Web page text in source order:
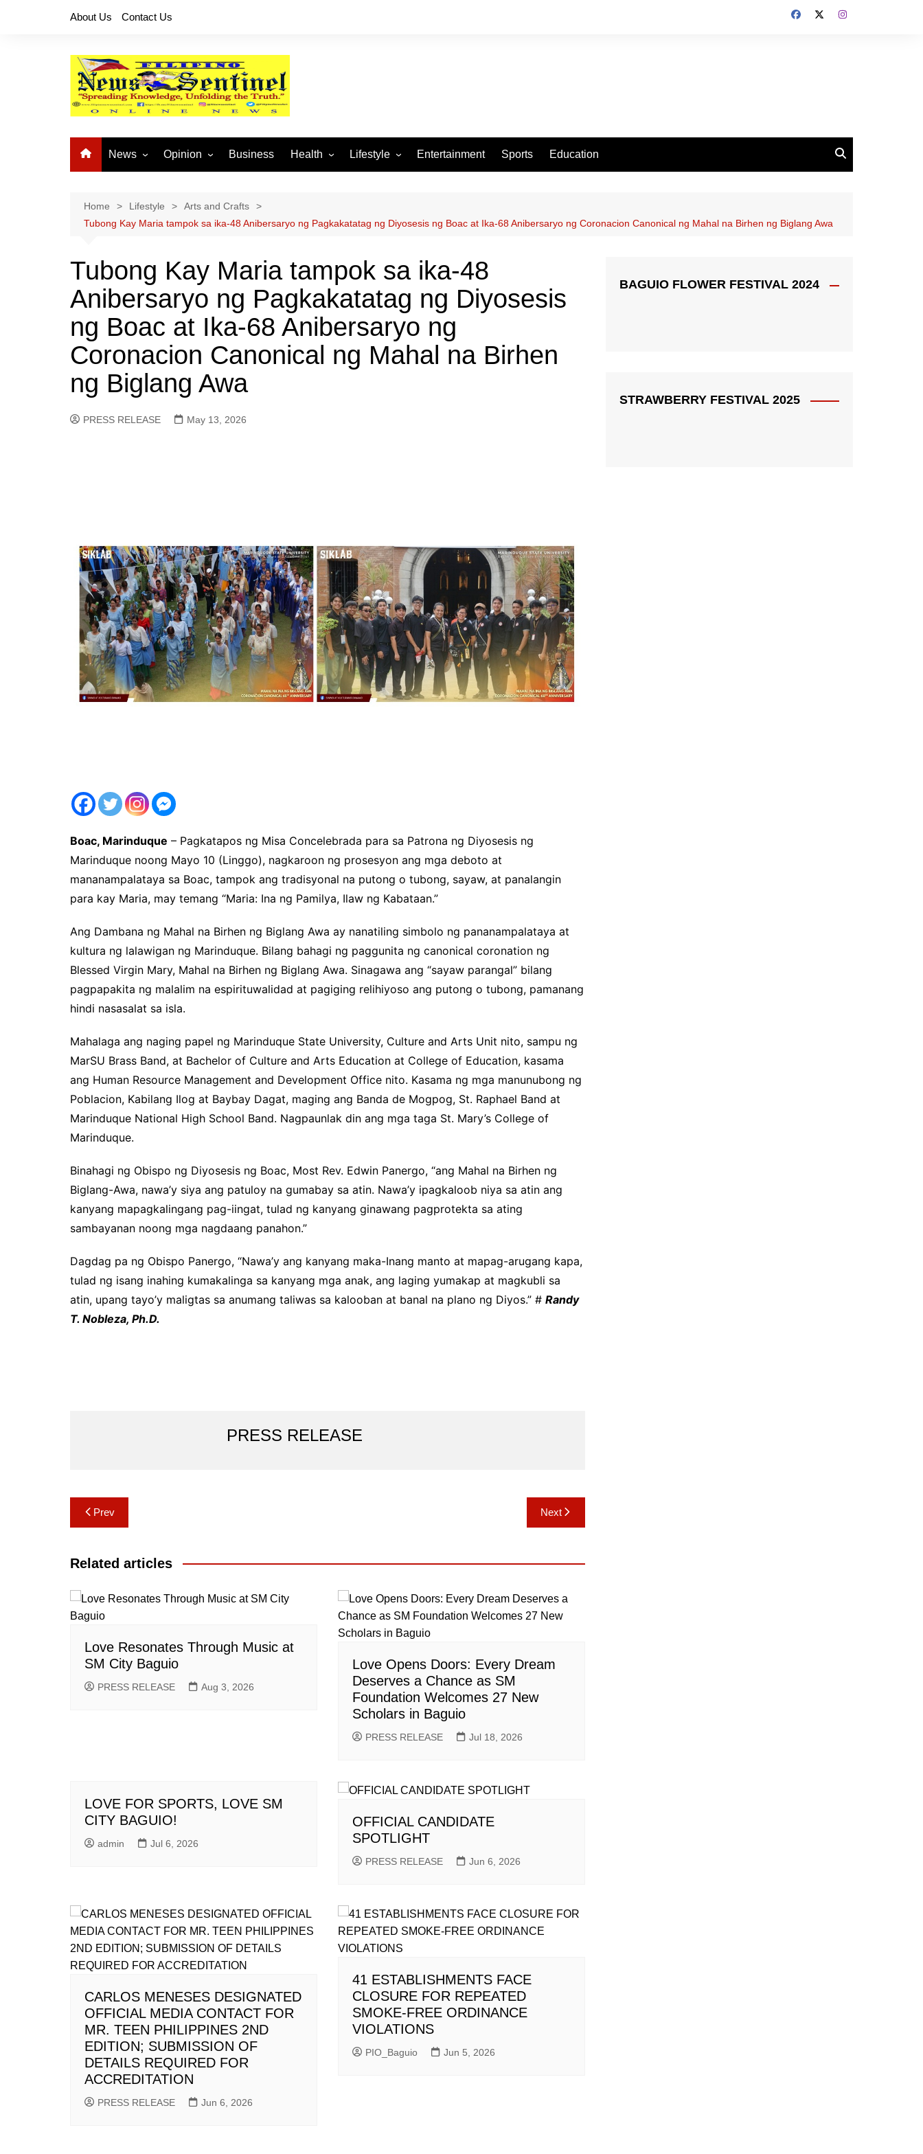
About Us Contact Us
News
National News
Cordillera News
Opinion
Buhay OFW
Islam is the Solution
Business Health Lifestyle
Culture
Home and Parenting
Entertainment Sports Education
Home Lifestyle
Arts and Crafts
Tubong Kay Maria tampok sa ika-48 Anibersaryo ng Pagkakatatag ng Diyosesis ng Boac at Ika-68 Anibersaryo ng Coronacion Canonical ng Mahal na Birhen ng Biglang Awa
Tubong Kay Maria tampok sa ika-48
Anibersaryo ng Pagkakatatag ng Diyosesis
ng Boac at Ika-68 Anibersaryo ng
Coronacion Canonical ng Mahal na Birhen
ng Biglang Awa
PRESS RELEASE May 13, 2026
Boac, Marinduque – Pagkatapos ng Misa Concelebrada para sa Patrona ng Diyosesis ng
Marinduque noong Mayo 10 (Linggo), nagkaroon ng prosesyon ang mga deboto at
mananampalataya sa Boac, tampok ang tradisyonal na putong o tubong, sayaw, at panalangin
para kay Maria, may temang “Maria: Ina ng Pamilya, Ilaw ng Kabataan.”
Ang Dambana ng Mahal na Birhen ng Biglang Awa ay nanatiling simbolo ng pananampalataya at
kultura ng lalawigan ng Marinduque. Bilang bahagi ng paggunita ng canonical coronation ng
Blessed Virgin Mary, Mahal na Birhen ng Biglang Awa. Sinagawa ang “sayaw parangal” bilang
pagpapakita ng malalim na espirituwalidad at pagiging relihiyoso ang putong o tubong, pamanang
hindi nasasalat sa isla.
Mahalaga ang naging papel ng Marinduque State University, Culture and Arts Unit nito, sampu ng
MarSU Brass Band, at Bachelor of Culture and Arts Education at College of Education, kasama
ang Human Resource Management and Development Office nito. Kasama ng mga manunubong ng
Poblacion, Kabilang Ilog at Baybay Dagat, maging ang Banda de Mogpog, St. Raphael Band at
Marinduque National High School Band. Nagpaunlak din ang mga taga St. Mary’s College of
Marinduque.
Binahagi ng Obispo ng Diyosesis ng Boac, Most Rev. Edwin Panergo, “ang Mahal na Birhen ng
Biglang-Awa, nawa’y siya ang patuloy na gumabay sa atin. Nawa’y ipagkaloob niya sa atin ang
kanyang mapagkalingang pag-iingat, tulad ng kanyang ginawang pagprotekta sa ating
sambayanan noong mga nagdaang panahon.”
Dagdag pa ng Obispo Panergo, “Nawa’y ang kanyang maka-Inang manto at mapag-arugang kapa,
tulad ng isang inahing kumakalinga sa kanyang mga anak, ang laging yumakap at magkubli sa
atin, upang tayo’y maligtas sa anumang taliwas sa kalooban at banal na plano ng Diyos.” # Randy
T. Nobleza, Ph.D.
PRESS RELEASE
Post
navigation
Prev Next
Related articles
Love Resonates Through Music at
SM City Baguio
PRESS RELEASE Aug 3, 2026
Love Opens Doors: Every Dream
Deserves a Chance as SM
Foundation Welcomes 27 New
Scholars in Baguio
PRESS RELEASE Jul 18, 2026
LOVE FOR SPORTS, LOVE SM
CITY BAGUIO!
admin Jul 6, 2026
OFFICIAL CANDIDATE
SPOTLIGHT
PRESS RELEASE Jun 6, 2026
CARLOS MENESES DESIGNATED
OFFICIAL MEDIA CONTACT FOR
MR. TEEN PHILIPPINES 2ND
EDITION; SUBMISSION OF
DETAILS REQUIRED FOR
ACCREDITATION
PRESS RELEASE Jun 6, 2026
41 ESTABLISHMENTS FACE
CLOSURE FOR REPEATED
SMOKE-FREE ORDINANCE
VIOLATIONS
PIO_Baguio Jun 5, 2026
BAGUIO FLOWER FESTIVAL 2024
STRAWBERRY FESTIVAL 2025